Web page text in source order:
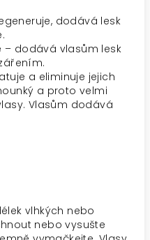
dodává lesk
– dodává vlasům lesk
a eliminuje jejich
a proto velmi
Vlasům dodává
vlhkých nebo
nebo vysušte